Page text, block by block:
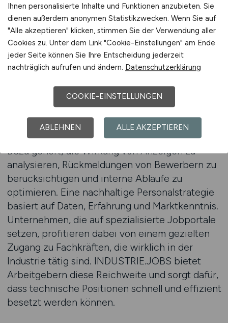
Stellenanzeige über die Auswahl geeigneter
Plattformen bis hin zur Auswertung der
Bewerbungen. Eine strukturierte
Herangehensweise reduziert nicht nur Kosten,
sondern auch die Zeit, bis eine offene Position
Arbeitgeber, die regelmäßig Personal für
technische Bereiche suchen, sollten ihre
Recruiting-Prozesse kontinuierlich überprüfen.
Dazu gehört, die Wirkung von Anzeigen zu
analysieren, Rückmeldungen von Bewerbern zu
berücksichtigen und interne Abläufe zu
optimieren. Eine nachhaltige Personalstrategie
basiert auf Daten, Erfahrung und Marktkenntnis.
Unternehmen, die auf spezialisierte Jobportale
setzen, profitieren dabei von einem gezielten
Zugang zu Fachkräften, die wirklich in der
Industrie tätig sind. INDUSTRIE.JOBS bietet
Arbeitgebern diese Reichweite und sorgt dafür,
dass technische Positionen schnell und effizient
besetzt werden können.
Ihnen personalisierte Inhalte und Funktionen anzubieten. Sie
dienen außerdem anonymen Statistikzwecken. Wenn Sie auf
"Alle akzeptieren" klicken, stimmen Sie der Verwendung aller
Cookies zu. Unter dem Link "Cookie-Einstellungen" am Ende
jeder Seite können Sie Ihre Entscheidung jederzeit
nachträglich aufrufen und ändern. Datenschutzerklärung
COOKIE-EINSTELLUNGEN
ABLEHNEN ALLE AKZEPTIEREN